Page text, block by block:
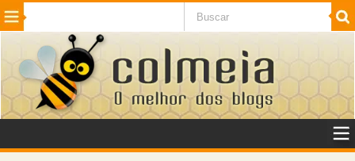
Beleza Cinema e TV
Internet Jogos NotÃ­cias SaÃºde
VeÃ­culos Adulto